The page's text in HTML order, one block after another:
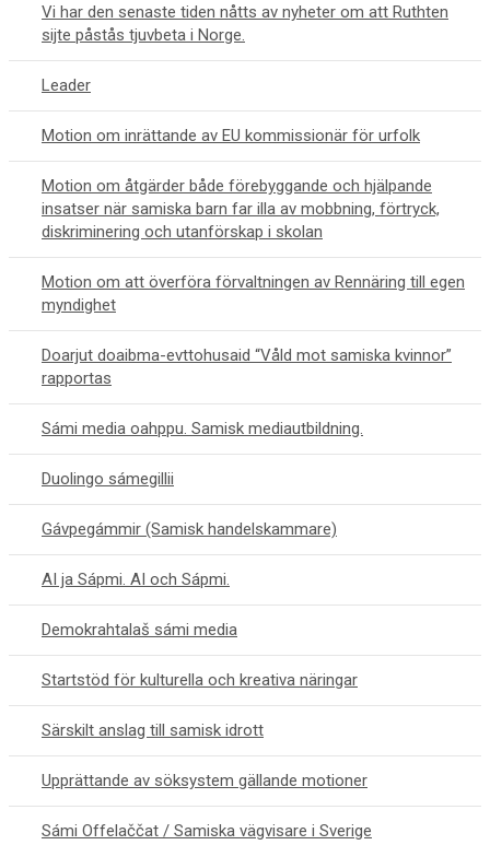
Vi har den senaste tiden nåtts av nyheter om att Ruthten
sijte påstås tjuvbeta i Norge.
Leader
Motion om inrättande av EU kommissionär för urfolk
Motion om åtgärder både förebyggande och hjälpande
insatser när samiska barn far illa av mobbning, förtryck,
diskriminering och utanförskap i skolan
Motion om att överföra förvaltningen av Rennäring till egen
myndighet
Doarjut doaibma-evttohusaid “Våld mot samiska kvinnor”
rapportas
Sámi media oahppu. Samisk mediautbildning.
Duolingo sámegillii
Gávpegámmir (Samisk handelskammare)
AI ja Sápmi. AI och Sápmi.
Demokrahtalaš sámi media
Startstöd för kulturella och kreativa näringar
Särskilt anslag till samisk idrott
Upprättande av söksystem gällande motioner
Sámi Offelaččat / Samiska vägvisare i Sverige